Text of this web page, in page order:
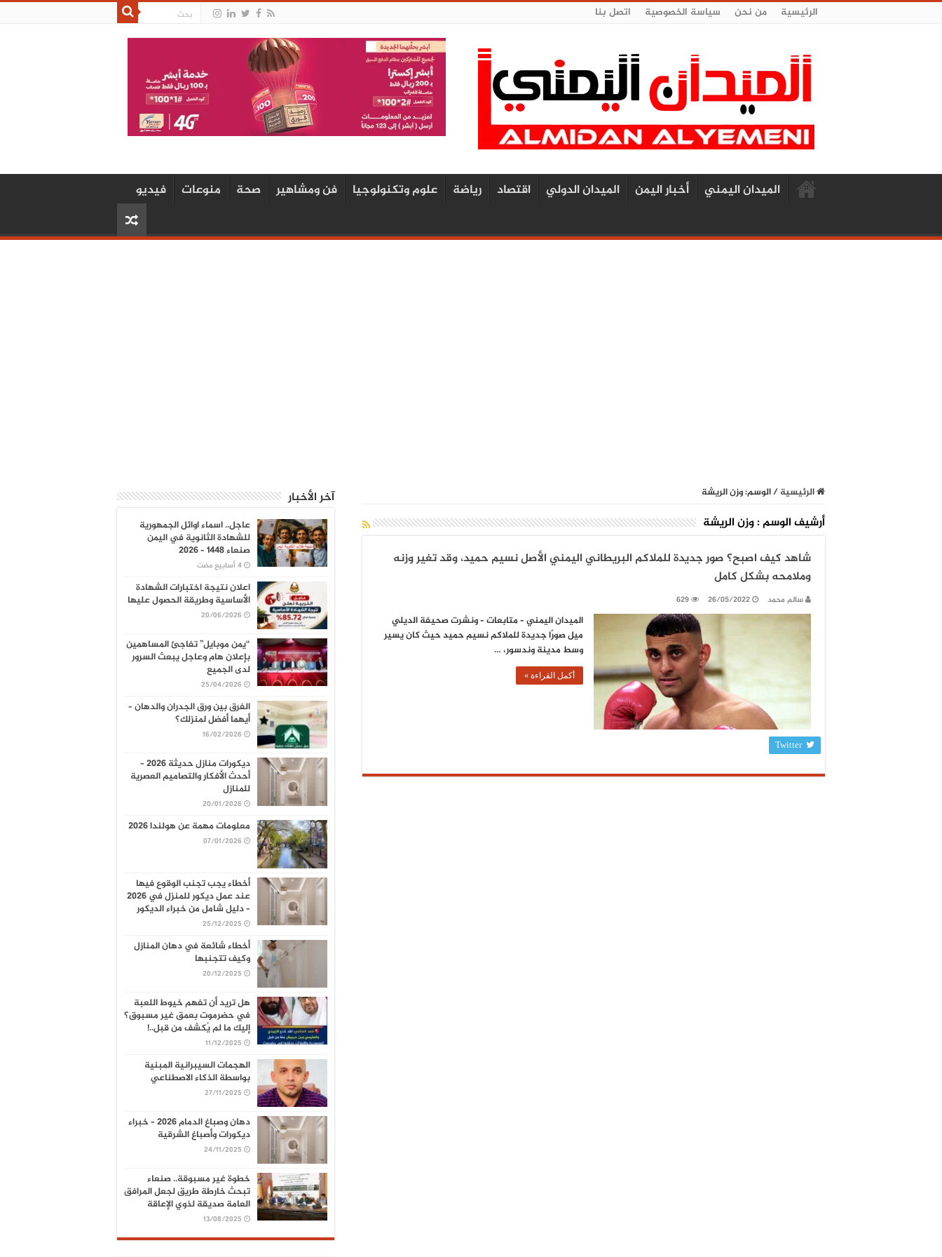
الرئيسية من نحن سياسة الخصوصية اتصل بنا
الميدان اليمني أخبار اليمن الميدان الدولي اقتصاد رياضة علوم وتكنولوجيا فن ومشاهير صحة منوعات فيديو
الرئيسية/الوسم:وزن الريشة
أرشيف الوسم :وزن الريشة
شاهد كيف اصبح؟ صور جديدة للملاكم البريطاني اليمني الأصل نسيم حميد، وقد تغير وزنه
وملامحه بشكل كامل
سالم محمد 26/05/2022
629
الميدان اليمني – متابعات – ونشرت صحيفة الديلي
ميل صورًا جديدة للملاكم نسيم حميد حيث كان يسير
وسط مدينة وندسور، …
أكمل القراءة »
Twitter
آخر الأخبار
عاجل.. اسماء اوائل الجمهورية
للشهادة الثانوية في اليمن
صنعاء 1448 – 2026
اعلان نتيجة اختبارات الشهادة
الأساسية وطريقة الحصول عليها
20/06/2026
“يمن موبايل” تفاجئ المساهمين
بإعلان هام وعاجل يبعث السرور
لدى الجميع
25/04/2026
الفرق بين ورق الجدران والدهان –
أيهما أفضل لمنزلك؟
16/02/2026
ديكورات منازل حديثة 2026 –
أحدث الأفكار والتصاميم العصرية
للمنازل
20/01/2026
معلومات مهمة عن هولندا 2026
07/01/2026
أخطاء يجب تجنب الوقوع فيها
عند عمل ديكور للمنزل في 2026
– دليل شامل من خبراء الديكور
25/12/2025
أخطاء شائعة في دهان المنازل
وكيف تتجنبها
20/12/2025
هل تريد أن تفهم خيوط اللعبة
في حضرموت بعمق غير مسبوق؟
إليك ما لم يُكشف من قبل..!
11/12/2025
الهجمات السيبرانية المبنية
بواسطة الذكاء الاصطناعي
27/11/2025
دهان وصباغ الدمام 2026 – خبراء
ديكورات وأصباغ الشرقية
24/11/2025
خطوة غير مسبوقة.. صنعاء
تبحث خارطة طريق لجعل المرافق
العامة صديقة لذوي الإعاقة
13/08/2025